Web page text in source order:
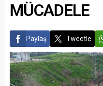
MÜCADELE
Paylaş Tweetle